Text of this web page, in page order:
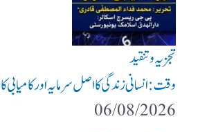
تجزیہ و تنقید
وقت: انسانی زندگی کا اصل سرمایہ اور کامیابی
06/08/2026